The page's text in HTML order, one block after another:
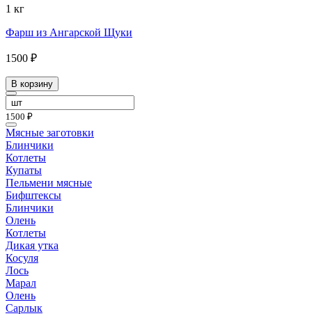
1 кг
Фарш из Ангарской Щуки
1500 ₽
В корзину
1500 ₽
Мясные заготовки
Блинчики
Котлеты
Купаты
Пельмени мясные
Бифштексы
Блинчики
Олень
Котлеты
Дикая утка
Косуля
Лось
Марал
Олень
Сарлык